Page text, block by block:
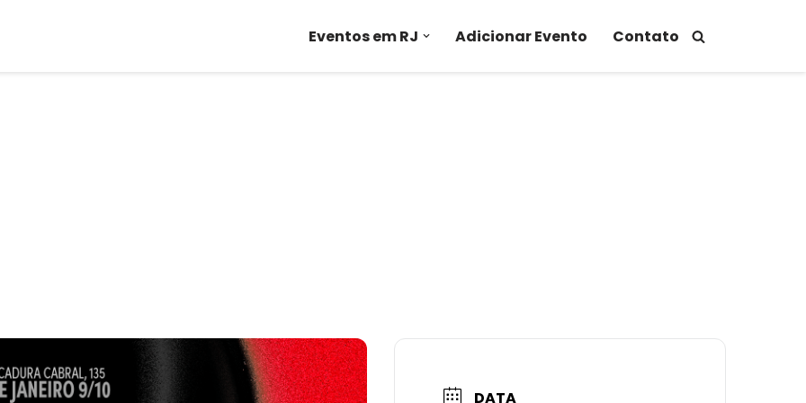
Eventos em RJ Adicionar Evento Contato
DATA